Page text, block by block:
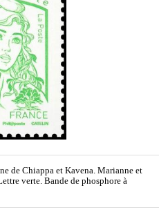
de Chiappa et Kavena. Marianne et
verte. Bande de phosphore à